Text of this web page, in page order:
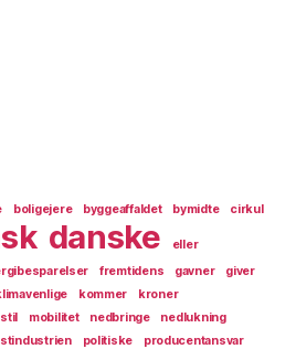
boligejere byggeaffaldet bymidte cirkul
danske
eller
fremtidens gavner
giver
kommer
kroner
mobilitet nedbringe
nedlukning
politiske
producentansvar